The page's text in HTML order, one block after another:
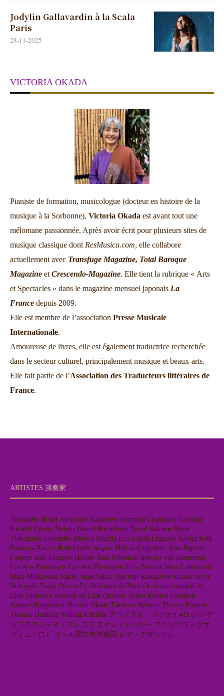
Jodylin Gallavardin à la Scala
Paris
28-11-2025
VICTORIA OKADA
Pianiste de formation, musicologue (docteur en histoire de la
musique à la Sorbonne), Victoria Okada est avant tout une
mélomane passionnée. Après avoir écrit pour plusieurs sites de
musique classique dont ResMusica.com, elle collabore
actuellement avec Transfuge Magazine, Total Baroque
Magazine et Crescendo-Magazine. Elle tient la rubrique « Arts
et Spectacles » dans le magazine mensuel japonais La
France depuis 2009.
Elle est membre de l’association Presse Musicale
Internationale.
Amoureuse de livres, elle est également traductrice recherchée
dans le secteur culturel, principalement musique et beaux-arts.
Elle fait partie de l’Association des Traducteurs littéraires de
France.
ARTISTES 演奏家
Alexandre Bloch Alexandre Kantorow Bertrand Chamayou Caroline
Jestaedt Cyrille Dubois Daniel Barenboim David Salmon Diana
Tishchenko Ensemble Musica Nigella Eva Zaïcik François-Xavier Roth
François-Xavier Roth Gaëlle Arquez Hélène Carpentier Jean-Baptiste
Fonlupt Jean-François Heisser Jean-Sébastien Bou Jos van Immerseel
Les Arts Florissants Les Arts Florissants Liya Petrova Marc Labonnette
Marc Minkowski Marie-Ange Nguci Mayumi Kanagawa Nicolas Stavy
Nobuyuki Tsujii Olivier Py Orchestre de Paris Orchestre national de
Lille Orchestre national de Lille Quatuor Ardeo Renaud Capuçon
Samuel Hengebaert Shuichi Okada Takénori Némoto Thierry Escaich
Thomas Dunford William Christie アウグスタ・マッケイ=ロッジ ア
ンブロワジーヌ・ブレ ステファン・ドゥグー フランソワ＝グザ
ヴィエ・ロト リール国立管弦楽団 レア・デザンドレ